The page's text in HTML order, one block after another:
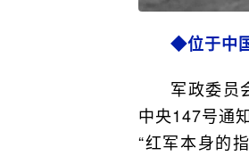
◆位于中
军政委员
中央147号通
“红军本身的